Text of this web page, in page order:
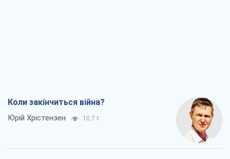
Коли закінчиться війна?
Юрій Хрістензен 10,7 т.